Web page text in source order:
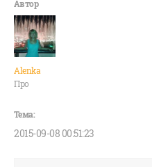
Alenka
Про
2015-09-08 00:51:23